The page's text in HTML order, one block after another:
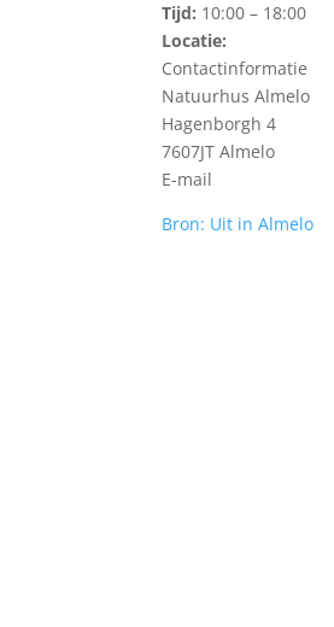
Tijd: 10:00 – 18:00
Locatie:
Contactinformatie
Natuurhus Almelo
Hagenborgh 4
7607JT Almelo
E-mail
Bron: Uit in Almelo